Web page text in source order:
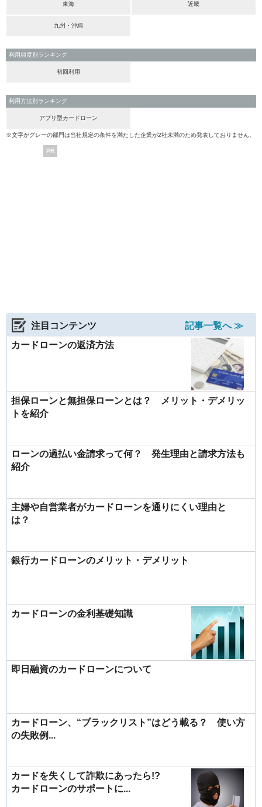
東海 近畿
九州・沖縄
利用頻度別ランキング
初回利用
利用方法別ランキング
アプリ型カードローン
※文字がグレーの部門は当社規定の条件を満たした企業が2社未満のため発表しておりません。
PR
注目コンテンツ
記事一覧へ ≫
カードローンの返済方法
担保ローンと無担保ローンとは？ メリット・デメリッ
トを紹介
ローンの過払い金請求って何？ 発生理由と請求方法も
紹介
主婦や自営業者がカードローンを通りにくい理由と
は？
銀行カードローンのメリット・デメリット
カードローンの金利基礎知識
即日融資のカードローンについて
カードローン、“ブラックリスト”はどう載る？ 使い方
の失敗例...
カードを失くして詐欺にあったら!?
カードローンのサポートに...